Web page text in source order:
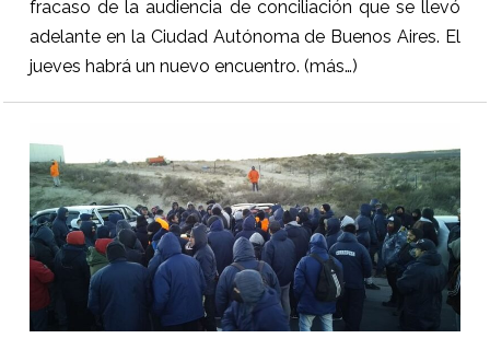
fracaso de la audiencia de conciliación que se llevó
adelante en la Ciudad Autónoma de Buenos Aires. El
jueves habrá un nuevo encuentro. (más…)